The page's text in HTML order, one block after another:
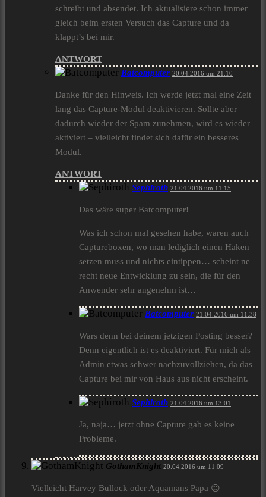
schreibt und absendet. Ich aktualisiere schon immer
gleich beim ersten Versuch das Capture und da
klappt’s bei mir.
ANTWORT
Batcomputer 20.04.2016 um 21:10
Danke für den Hinweis. Ich werde jetzt mal eine Zeit
lang das Capture-Modul deaktivieren. Sollte aber
dadurch wieder der Spam zunehmen, wird es wieder
aktiviert – vielleicht findet sich dafür ein besseres
Modul.
ANTWORT
Sephiroth 21.04.2016 um 11:15
Das wäre super Batcomputer!
Was ich schon mal gesehen habe, waren auch
Captureboxen, wo man lediglich einen Haken
setzen muss und nichts eintippen… scheint ne
recht neue Entwicklung zu sein, die für den
Anwender sehr angenehm ist…
Batcomputer 21.04.2016 um 11:38
Wars denn bei deinem jetzigen Posting besser?
Denn eigentlich ist es deaktiviert. Für mich als
Admin etwas schwer nachzuvollziehen, da das
Capture bei mir von Haus aus nicht erscheint.
Sephiroth 21.04.2016 um 13:01
Ja, naja… jetzt ohne Capture gab es keine
Probleme.
GothamKnight 20.04.2016 um 11:09
Vielleicht Harvey Bullock oder Aquamans Papa 😉